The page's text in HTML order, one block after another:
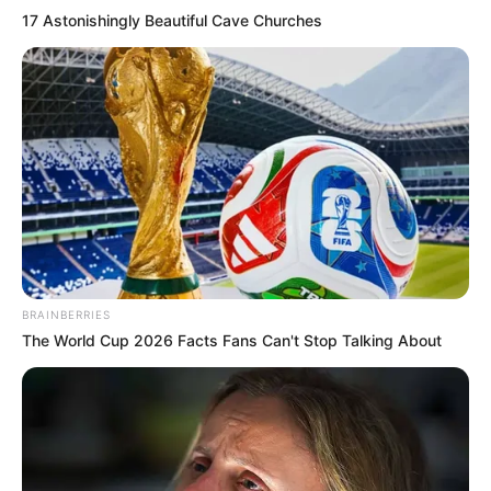
setiap regu.
Istilah penting dalam panjat tebing
(foto: kompas)
Istilah yang sering digunakan dalam panjat tebing yaitu:
17 Astonishingly Beautiful Cave Churches
BRAINBERRIES
The World Cup 2026 Facts Fans Can't Stop Talking About